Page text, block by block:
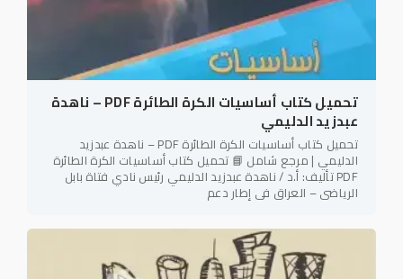
تحميل كتاب أساسيات الكرة الطائرة PDF – ناهدة
عبدزيد الدليمي
تحميل كتاب أساسيات الكرة الطائرة PDF – ناهدة عبدزيد
الدليمي | مرجع شامل 📘 تحميل كتاب أساسيات الكرة الطائرة
PDF تأليف: أ.د / ناهدة عبدزيد الدليمي رئيس نادي فتاة بابل
الرياضي – العراق في إطار دعم